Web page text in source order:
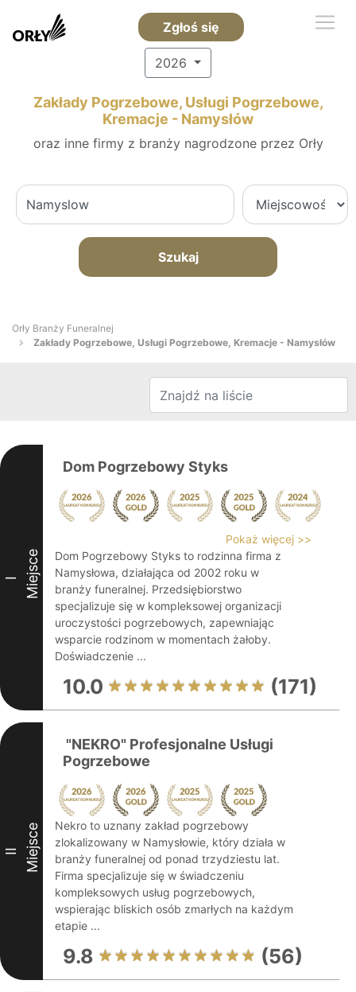
Zgłoś się
2026
Zakłady Pogrzebowe, Usługi Pogrzebowe,
Kremacje - Namysłów
oraz inne firmy z branży nagrodzone przez Orły
Szukaj
Orły Branży Funeralnej
Zakłady Pogrzebowe, Usługi Pogrzebowe, Kremacje - Namysłów
I Miejsce
Dom Pogrzebowy Styks
Pokaż więcej >>
Dom Pogrzebowy Styks to rodzinna firma z
Namysłowa, działająca od 2002 roku w
branży funeralnej. Przedsiębiorstwo
specjalizuje się w kompleksowej organizacji
uroczystości pogrzebowych, zapewniając
wsparcie rodzinom w momentach żałoby.
Doświadczenie ...
10.0 (171)
II Miejsce
️ "NEKRO" Profesjonalne Usługi
Pogrzebowe
Nekro to uznany zakład pogrzebowy
zlokalizowany w Namysłowie, który działa w
branży funeralnej od ponad trzydziestu lat.
Firma specjalizuje się w świadczeniu
kompleksowych usług pogrzebowych,
wspierając bliskich osób zmarłych na każdym
etapie ...
9.8 (56)